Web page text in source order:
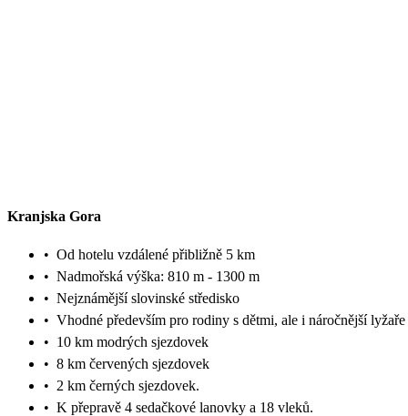
Kranjska Gora
• Od hotelu vzdálené přibližně 5 km
• Nadmořská výška: 810 m - 1300 m
• Nejznámější slovinské středisko
• Vhodné především pro rodiny s dětmi, ale i náročnější lyžaře
• 10 km modrých sjezdovek
• 8 km červených sjezdovek
• 2 km černých sjezdovek.
• K přepravě 4 sedačkové lanovky a 18 vleků.